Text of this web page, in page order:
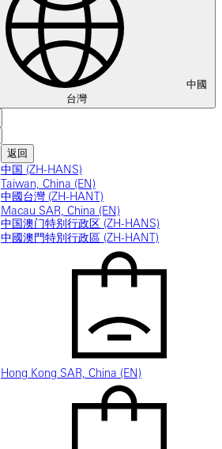
中國
台灣
返回
中国 (ZH-HANS)
Taiwan, China (EN)
中國台灣 (ZH-HANT)
Macau SAR, China (EN)
中国澳门特别行政区 (ZH-HANS)
中國澳門特別行政區 (ZH-HANT)
Hong Kong SAR, China (EN)